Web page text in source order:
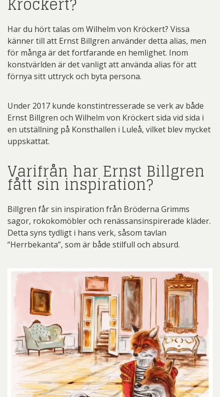
Har du hört talas om Wilhelm von Kröckert? Vissa
känner till att Ernst Billgren använder detta alias, men
för många är det fortfarande en hemlighet. Inom
konstvärlden är det vanligt att använda alias för att
förnya sitt uttryck och byta persona.
Under 2017 kunde konstintresserade se verk av både
Ernst Billgren och Wilhelm von Kröckert sida vid sida i
en utställning på Konsthallen i Luleå, vilket blev mycket
uppskattat.
Varifrån har Ernst Billgren
fått sin inspiration?
Billgren får sin inspiration från Bröderna Grimms
sagor, rokokomöbler och renässansinspirerade kläder.
Detta syns tydligt i hans verk, såsom tavlan
“Herrbekanta”, som är både stilfull och absurd.